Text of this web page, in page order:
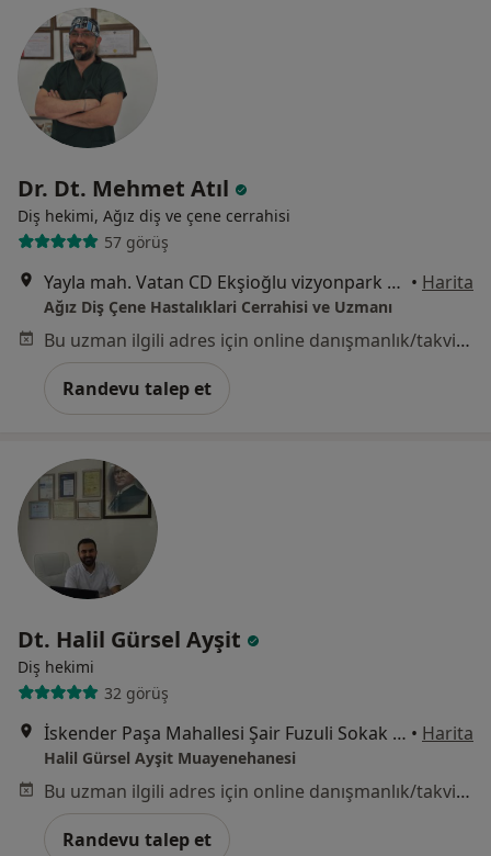
Dr. Dt. Mehmet Atıl
Diş hekimi, Ağız diş ve çene cerrahisi
57 görüş
Yayla mah. Vatan CD Ekşioğlu vizyonpark sitesi A2 blok 72/4 Tuzla, İstanbul • Harita
Ağız Diş Çene Hastalıklari Cerrahisi ve Uzmanı
Bu uzman ilgili adres için online danışmanlık/takvim sunmuyor.
Randevu talep et
Dt. Halil Gürsel Ayşit
Diş hekimi
32 görüş
İskender Paşa Mahallesi Şair Fuzuli Sokak Sipahi Apt. No:17 D:3, İstanbul • Harita
Halil Gürsel Ayşit Muayenehanesi
Bu uzman ilgili adres için online danışmanlık/takvim sunmuyor.
Randevu talep et